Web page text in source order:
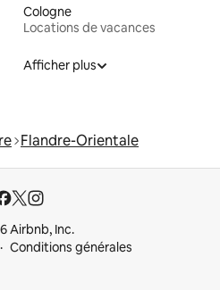
Cologne
Locations de vacances
Afficher plus
Flandre-Orientale
Airbnb, Inc.
Conditions générales